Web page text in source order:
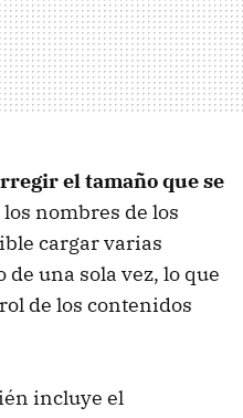
el tamaño que se
los nombres de los
cargar varias
una sola vez, lo que
de los contenidos
incluye el